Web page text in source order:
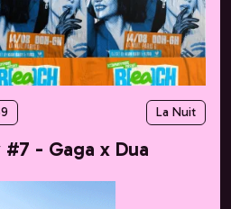
La Nuit
- Gaga x Dua